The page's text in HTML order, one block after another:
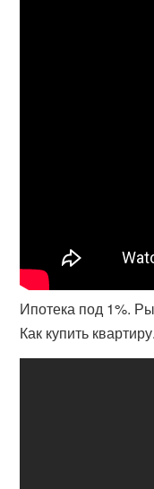
Ипотека под 1%.
Как купить